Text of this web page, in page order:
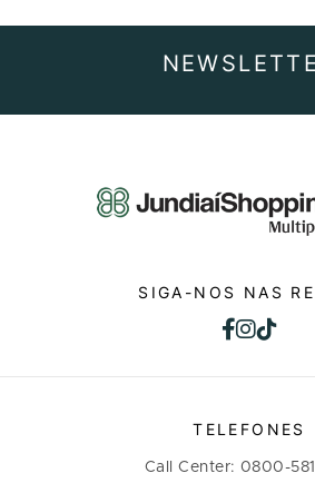
SIGA-NOS NAS
TELEFONES
Call Center: 0800-